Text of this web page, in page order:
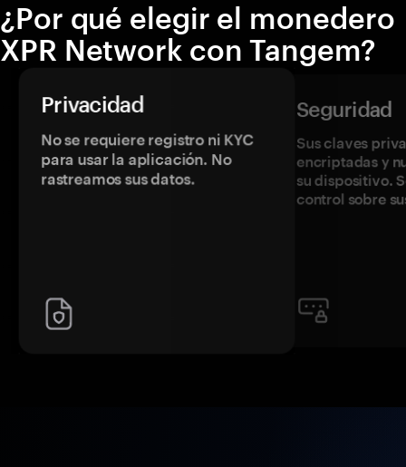
¿Por qué elegir el monedero
XPR Network con Tangem?
Privacidad
No se requiere registro ni KYC
para usar la aplicación. No
rastreamos sus datos.
Seguridad
Sus claves
encriptadas y
su dispositivo.
control sobre